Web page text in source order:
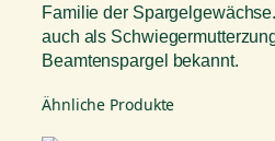
Familie der
auch als
Beamtenspargel bekannt.
Ähnliche Produkte